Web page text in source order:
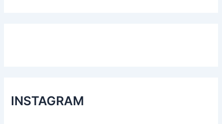
INSTAGRAM